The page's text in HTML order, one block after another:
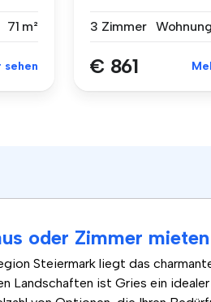
71 m²
sehen
3 Zimmer Wohnung
€ 861
oder Zimmer
Steiermark liegt das
Landschaften ist Gries ein